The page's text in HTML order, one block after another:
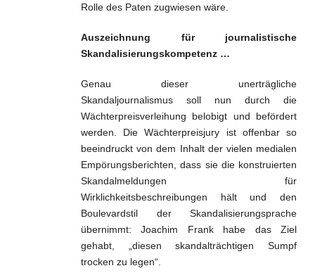
Rolle des Paten zugwiesen wäre.
Auszeichnung für journalistische
Skandalisierungskompetenz …
Genau dieser unerträgliche
Skandaljournalismus soll nun durch die
Wächterpreisverleihung belobigt und befördert
werden. Die Wächterpreisjury ist offenbar so
beeindruckt von dem Inhalt der vielen medialen
Empörungsberichten, dass sie die konstruierten
Skandalmeldungen für
Wirklichkeitsbeschreibungen hält und den
Boulevardstil der Skandalisierungsprache
übernimmt: Joachim Frank habe das Ziel
gehabt, „diesen skandalträchtigen Sumpf
trocken zu legen“.